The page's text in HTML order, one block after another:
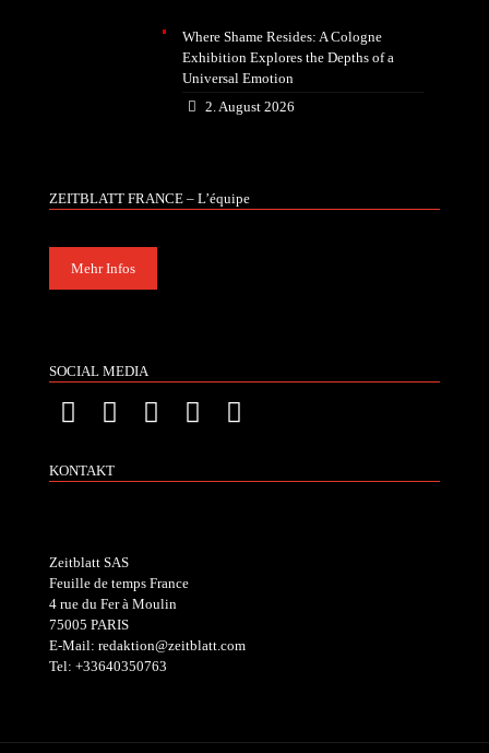
Where Shame Resides: A Cologne
Exhibition Explores the Depths of a
Universal Emotion
2. August 2026
ZEITBLATT FRANCE – L’équipe
Mehr Infos
SOCIAL MEDIA
KONTAKT
Zeitblatt SAS
Feuille de temps France
4 rue du Fer à Moulin
75005 PARIS
E-Mail: redaktion@zeitblatt.com
Tel: +33640350763